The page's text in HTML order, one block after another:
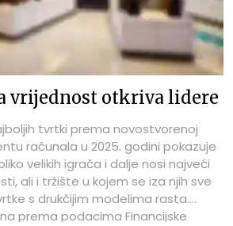
vrijednost otkriva lidere
tvrtki prema novostvorenoj
računala u 2025. godini pokazuje
velikih igrača i dalje nosi najveći
ali i tržište u kojem se iza njih sve
s drukčijim modelima rasta.
prema podacima Financijske